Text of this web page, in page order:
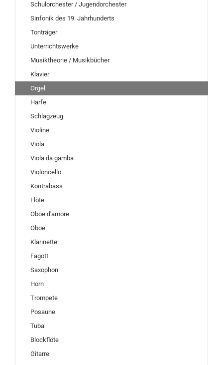
Schulorchester / Jugendorchester
Sinfonik des 19. Jahrhunderts
Tonträger
Unterrichtswerke
Musiktheorie / Musikbücher
Klavier
Orgel
Harfe
Schlagzeug
Violine
Viola
Viola da gamba
Violoncello
Kontrabass
Flöte
Oboe d'amore
Oboe
Klarinette
Fagott
Saxophon
Horn
Trompete
Posaune
Tuba
Blockflöte
Gitarre